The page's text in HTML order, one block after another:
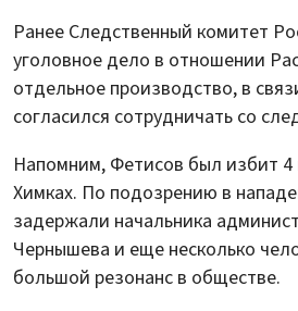
Ранее Следственный комитет
уголовное дело в отношении
отдельное производство, в
согласился сотрудничать со
Напомним, Фетисов был избит 4
Химках. По подозрению в
задержали начальника
Чернышева и еще несколько
большой резонанс в обществе.